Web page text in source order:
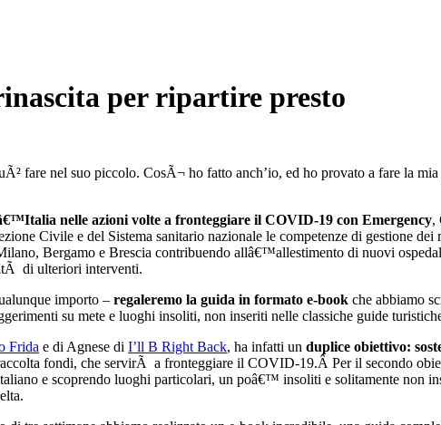
per ripartire presto
fare nel suo piccolo. CosÃ¬ ho fatto anch’io, ed ho provato a fare la
nelle azioni volte a fronteggiare il COVID-19 con Emergency,
Civile e del Sistema sanitario nazionale le competenze di gestione dei
Bergamo e Brescia contribuendo allâ€™allestimento di nuovi
di ulteriori interventi.
importo – regaleremo la guida in formato e-book che abbiamo
su mete e luoghi insoliti, non inseriti nelle classiche guide
Frida e di Agnese di I’ll B Right Back, ha infatti un duplice obiettivo:
fondi, che servirÃ a fronteggiare il COVID-19.Â Per il secondo
e scoprendo luoghi particolari, un poâ€™ insoliti e solitamente non